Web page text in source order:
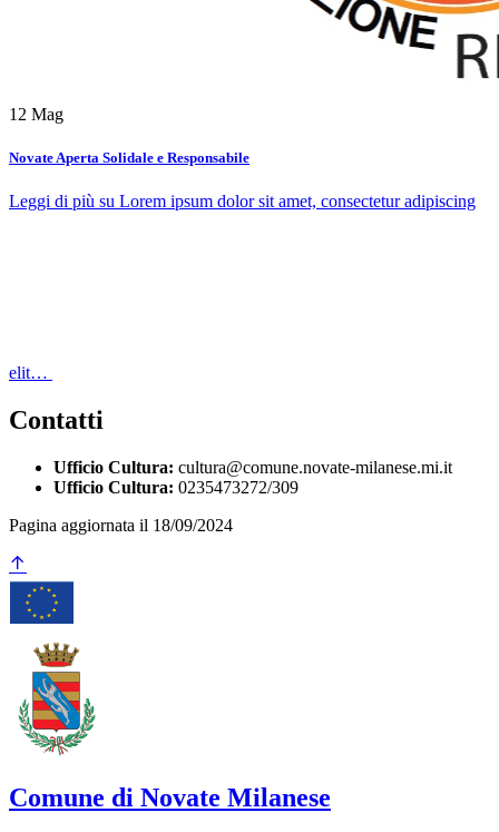
12 Mag
Novate Aperta Solidale e Responsabile
Leggi di più su Lorem ipsum dolor sit amet, consectetur adipiscing
elit…
Contatti
Ufficio Cultura: cultura@comune.novate-milanese.mi.it
Ufficio Cultura: 0235473272/309
Pagina aggiornata il 18/09/2024
Comune di Novate Milanese